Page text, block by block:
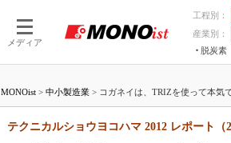
メディア
工程別：
産業別：
脱炭素
つながる工場
つながるサービス
AI×設備保全
Physical AI
MONOist > 中小製造業 > コガネイは、TRIZを使って本気
テクニカルショウヨコハマ 2012 レポート（2